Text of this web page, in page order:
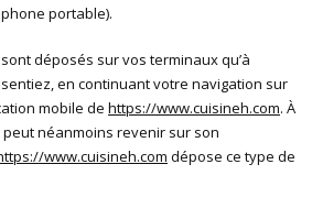
portable).
déposés sur vos terminaux qu’à
en continuant votre navigation sur
mobile de https://www.cuisineh.com. À
peut néanmoins revenir sur son
www.cuisineh.com dépose ce type de